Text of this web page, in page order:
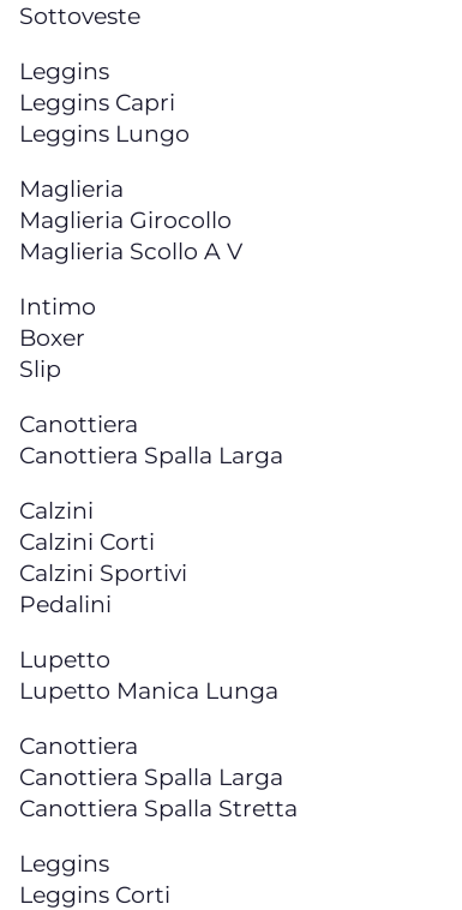
Sottoveste
Leggins
Leggins Capri
Leggins Lungo
Maglieria
Maglieria Girocollo
Maglieria Scollo A V
Intimo
Boxer
Slip
Canottiera
Canottiera Spalla Larga
Calzini
Calzini Corti
Calzini Sportivi
Pedalini
Lupetto
Lupetto Manica Lunga
Canottiera
Canottiera Spalla Larga
Canottiera Spalla Stretta
Leggins
Leggins Corti